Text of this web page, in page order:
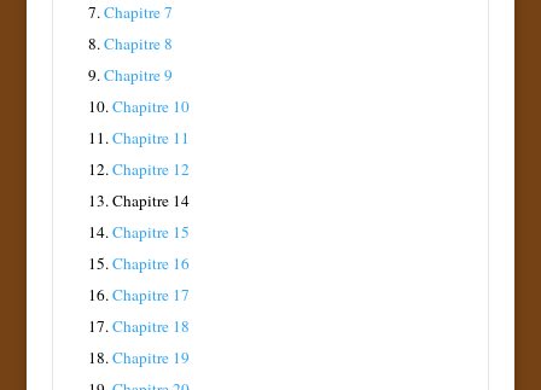
7.Chapitre 7
8.Chapitre 8
9.Chapitre 9
10.Chapitre 10
11.Chapitre 11
12.Chapitre 12
13.Chapitre 14
14.Chapitre 15
15.Chapitre 16
16.Chapitre 17
17.Chapitre 18
18.Chapitre 19